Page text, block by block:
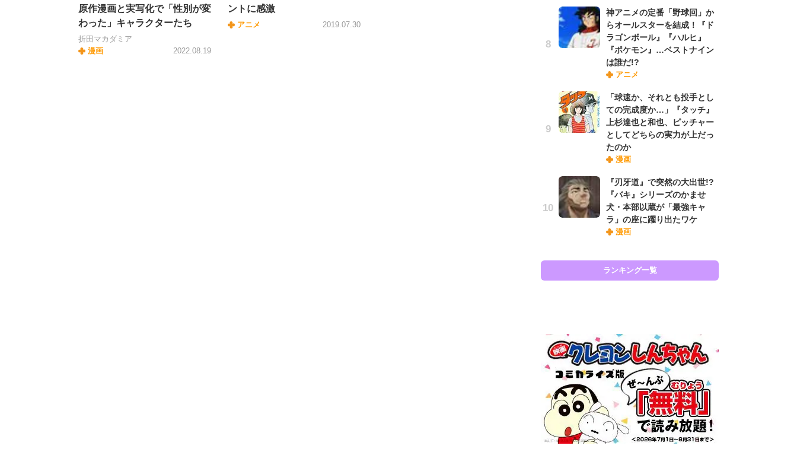
原作漫画と実写化で「性別が変
わった」キャラクターたち
折田マカダミア
漫画
2022.08.19
ントに感激
アニメ 2019.07.30
神アニメの定番「野球回」か
らオールスターを結成！『ド
ラゴンボール』『ハルヒ』
『ポケモン』…ベストナイン
は誰だ!?
アニメ
「球速か、それとも投手とし
ての完成度か…」『タッチ』
上杉達也と和也、ピッチャー
としてどちらの実力が上だっ
たのか
漫画
『刃牙道』で突然の大出世!?
『バキ』シリーズのかませ
犬・本部以蔵が「最強キャ
ラ」の座に躍り出たワケ
漫画
ランキング一覧